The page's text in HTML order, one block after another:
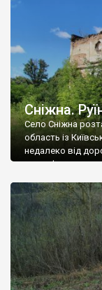
Сніжна.
Село Сніжна
область із
недалеко від
рельєфне пано,
не видно, але